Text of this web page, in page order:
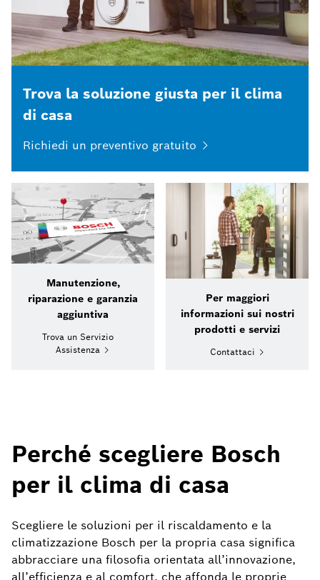
Trova la soluzione giusta per il clima
di casa
Richiedi un preventivo gratuito
Manutenzione,
riparazione e garanzia
aggiuntiva
Trova un Servizio
Assistenza
Per maggiori
informazioni sui nostri
prodotti e servizi
Contattaci
Perché scegliere Bosch
per il clima di casa
Scegliere le soluzioni per il riscaldamento e la
climatizzazione Bosch per la propria casa significa
abbracciare una filosofia orientata all’innovazione,
all’efficienza e al comfort, che affonda le proprie